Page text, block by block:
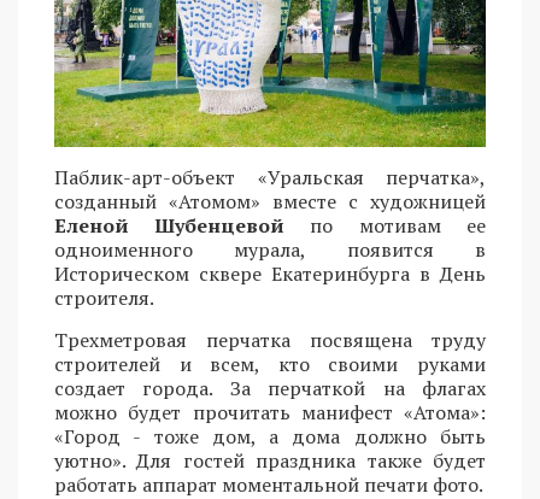
Паблик-арт-объект «Уральская перчатка»,
созданный «Атомом» вместе с художницей
Еленой Шубенцевой по мотивам ее
одноименного мурала, появится в
Историческом сквере Екатеринбурга в День
строителя.
Трехметровая перчатка посвящена труду
строителей и всем, кто своими руками
создает города. За перчаткой на флагах
можно будет прочитать манифест «Атома»:
«Город - тоже дом, а дома должно быть
уютно». Для гостей праздника также будет
работать аппарат моментальной печати фото.